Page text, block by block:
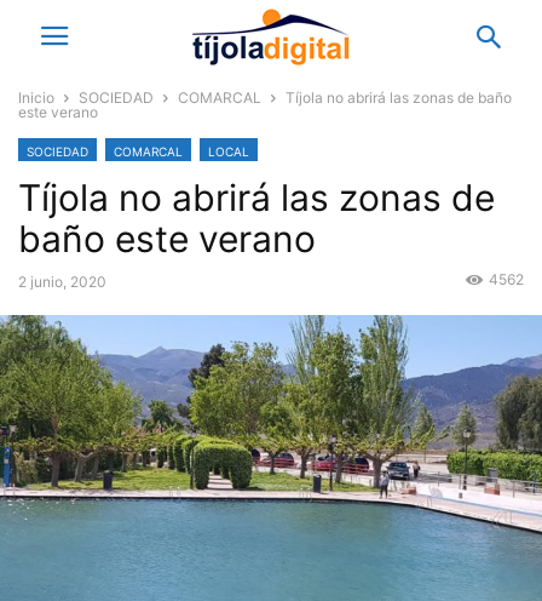
Inicio SOCIEDAD COMARCAL
Tíjola no abrirá las zonas de baño
este verano
SOCIEDAD COMARCAL LOCAL
Tíjola no abrirá las zonas de
baño este verano
2 junio, 2020 4562